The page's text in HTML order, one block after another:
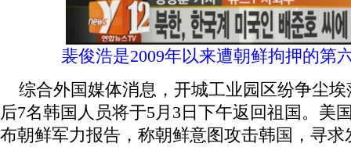
裴俊浩是2009年以来遭朝鲜拘押的第
综合外国媒体消息，开城工业园区纷争尘埃
后7名韩国人员将于5月3日下午返回祖国。美
布朝鲜军力报告，称朝鲜意图攻击韩国，寻